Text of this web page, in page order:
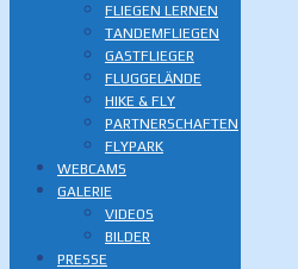
FLIEGEN LERNEN
TANDEMFLIEGEN
GASTFLIEGER
FLUGGELÄNDE
HIKE & FLY
PARTNERSCHAFTEN
FLYPARK
WEBCAMS
GALERIE
VIDEOS
BILDER
PRESSE